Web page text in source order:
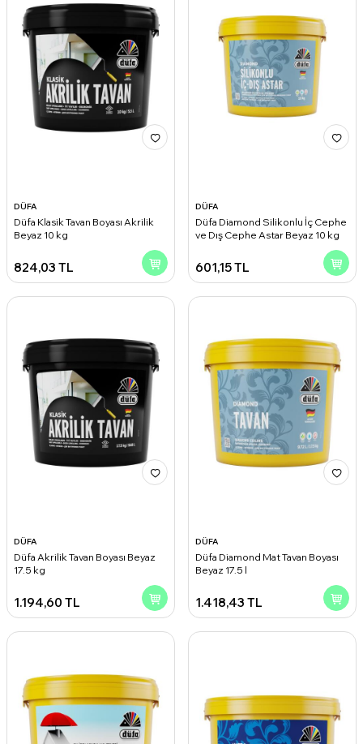
DÜFA
Düfa Klasik Tavan Boyası Akrilik
Beyaz 10 kg
824,03 TL
DÜFA
Düfa Diamond Silikonlu İç Cephe
ve Dış Cephe Astar Beyaz 10 kg
601,15TL
DÜFA
Düfa Akrilik Tavan Boyası Beyaz
17.5 kg
1.194,60 TL
DÜFA
Düfa Diamond Mat Tavan Boyası
Beyaz 17.5 l
1.418,43 TL